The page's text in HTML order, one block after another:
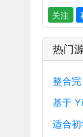
关注
热门